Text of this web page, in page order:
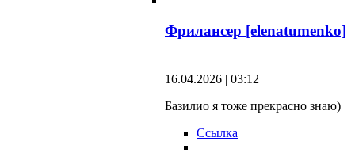
Фрилансер [elenatumenko]
16.04.2026 | 03:12
Базилио я тоже прекрасно знаю)
Ссылка